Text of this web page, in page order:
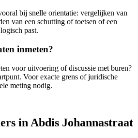
bij snelle orientatie: vergelijken van
van een schutting of toetsen of een
past.
inmeten?
voor uitvoering of discussie met buren?
Voor exacte grens of juridische
meting nodig.
in Abdis Johannastraat